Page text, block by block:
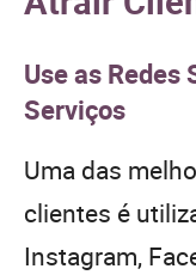
Use as Redes
Serviços
Uma das
clientes é
Instagram,